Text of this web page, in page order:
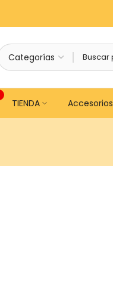
TIENDA Accesorios